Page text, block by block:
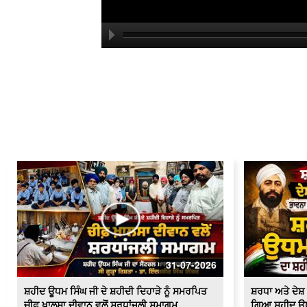
31-07-2026
ਸ਼ਹੀਦ ਊਧਮ ਸਿੰਘ ਜੀ ਦੇ ਸ਼ਹੀਦੀ ਦਿਹਾੜੇ ਨੂੰ ਸਮਰਪਿਤ
ਸ਼ਰਧਾ ਅਤੇ ਦੇਸ਼